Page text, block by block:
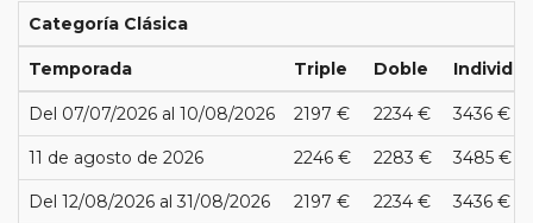
Categoría Clásica
Temporada Triple Doble
Del 07/07/2026 al 10/08/2026 2197 € 2234 € 3436 €
11 de agosto de 2026 2246 € 2283 € 3485 €
Del 12/08/2026 al 31/08/2026 2197 € 2234 € 3436 €